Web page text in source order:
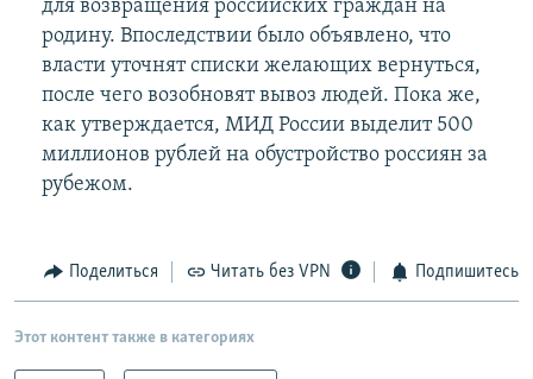
для возвращения российских граждан на
родину. Впоследствии было объявлено, что
власти уточнят списки желающих вернуться,
после чего возобновят вывоз людей. Пока же,
как утверждается, МИД России выделит 500
миллионов рублей на обустройство россиян за
рубежом.
Поделиться Читать без VPN Подпишитесь
Этот контент также в категориях